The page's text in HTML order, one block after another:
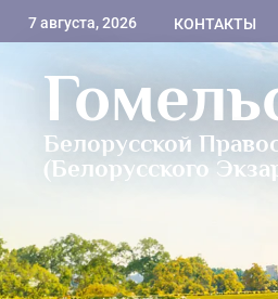
7 августа, 2026 КОНТАКТЫ
Белорусской
(Белорусского